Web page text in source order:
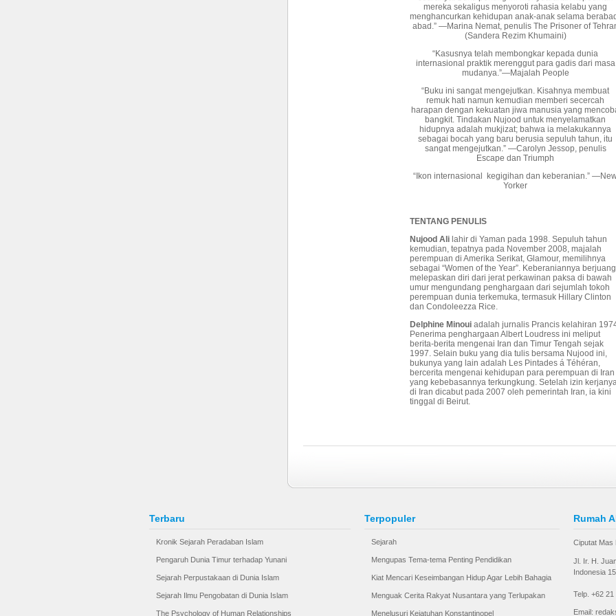
mereka sekaligus menyoroti rahasia kelabu yang
menghancurkan kehidupan anak-anak selama
abad.” —Marina Nemat, penulis The Prisoner of
(Sandera Rezim Khumaini)
“Kasusnya telah membongkar kepada dunia
internasional praktik merenggut para gadis dari masa
mudanya.”—Majalah People
“Buku ini sangat mengejutkan. Kisahnya membuat
remuk hati namun kemudian memberi secercah
harapan dengan kekuatan jiwa manusia yang
bangkit. Tindakan Nujood untuk menyelamatkan
hidupnya adalah mukjizat; bahwa ia melakukannya
sebagai bocah yang baru berusia sepuluh tahun, itu
sangat mengejutkan.” —Carolyn Jessop, penulis
Escape dan Triumph
“Ikon internasional kegigihan dan keberanian.”
Yorker
TENTANG PENULIS
Nujood Ali lahir di Yaman pada 1998. Sepuluh tahun
kemudian, tepatnya pada November 2008, majalah
perempuan di Amerika Serikat, Glamour, memilihnya
sebagai “Women of the Year”. Keberaniannya berjuang
melepaskan diri dari jerat perkawinan paksa di bawah
umur mengundang penghargaan dari sejumlah tokoh
perempuan dunia terkemuka, termasuk Hillary Clinton
dan Condoleezza Rice.
Delphine Minoui adalah jurnalis Prancis kelahiran
Penerima penghargaan Albert Loudress ini meliput
berita-berita mengenai Iran dan Timur Tengah sejak
1997. Selain buku yang dia tulis bersama Nujood ini,
bukunya yang lain adalah Les Pintades á Téhéran,
bercerita mengenai kehidupan para perempuan di Iran
yang kebebasannya terkungkung. Setelah izin
di Iran dicabut pada 2007 oleh pemerintah Iran, ia kini
tinggal di Beirut.
Terbaru
Kronik Sejarah Peradaban Islam
Pengaruh Dunia Timur terhadap Yunani
Sejarah Perpustakaan di Dunia Islam
Sejarah Ilmu Pengobatan di Dunia Islam
The Psychology of Human Relationships
Terpopuler
Sejarah
Mengupas Tema-tema Penting Pendidikan
Kiat Mencari Keseimbangan Hidup Agar Lebih Bahagia
Menguak Cerita Rakyat Nusantara yang Terlupakan
Menelusuri Kejatuhan Konstantinopel
Rumah
Ciputat Mas
Jl. Ir. H.
Indonesia
Telp. +62
Email: